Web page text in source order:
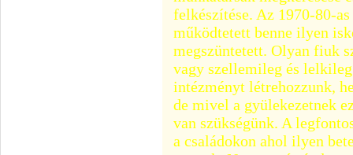
felkészítése. Az 1970-80-
működtetett benne ilyen
megszüntetett. Olyan fiuk
vagy szellemileg és
intézményt létrehozzunk,
de mivel a gyülekezetnek
van szükségünk. A
a családokon ahol ilyen